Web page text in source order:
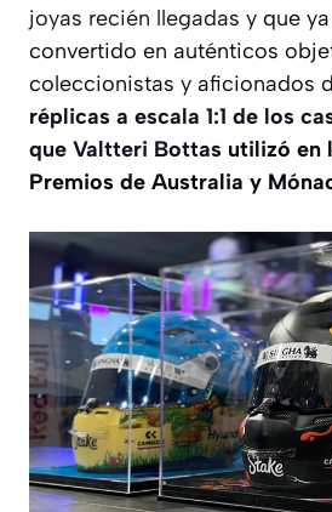
joyas recién llegadas y que
convertido en auténticos
coleccionistas y aficionados
réplicas a escala 1:1 de los
que Valtteri Bottas utilizó en
Premios de Australia y